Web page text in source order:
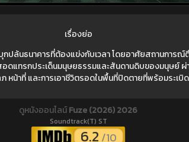
เรื่องย่อ
ล้นธนาคารที่ต้องแข่งกับเวลา โดยอาศัยสถานการณ์ตึ
อดแทรกประเด็นมนุษยธรรมและสันดานดิบของมนุษย์
ภ หน้าที่ และการเอาชีวิตรอดในพื้นที่ปิดตายที่พร้อมระเบิ
ดูหนังออนไลน์Fuze (2026) 2026
Soundtrack(T) ST
6.2 /10